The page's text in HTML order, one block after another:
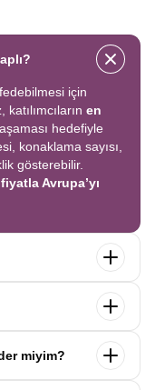
için
en
hedefiyle
konaklama sayısı,
gösterebilir.
Avrupa’yı
tek seferde birçok
geziler fiyata
şekilde yaşayın.
ödediğinizde
miyim?